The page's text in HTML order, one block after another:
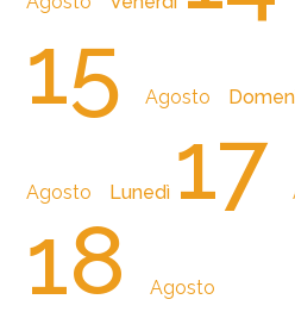
15Agosto
Agosto Lunedì 17
18Agosto